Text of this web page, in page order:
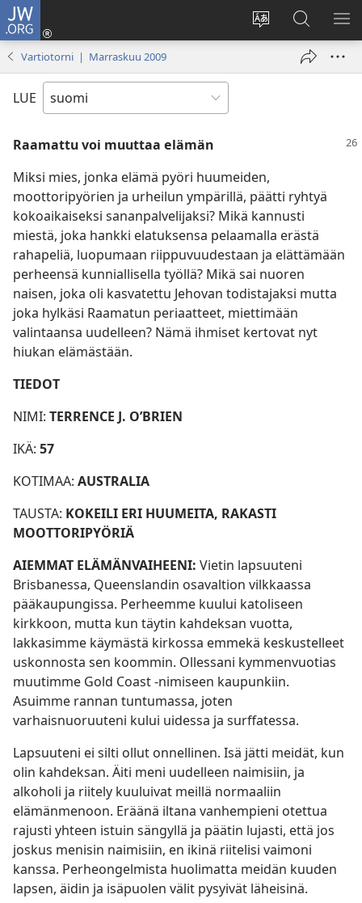
JW.ORG
Vaihda
sivuston
Kirjaudu
(avaa
Hae
JW.ORG-
sivustolta
Vartiotorni | Marraskuu 2009
LUE
Raamattu voi muuttaa elämän
Miksi mies, jonka elämä pyöri huumeiden,
moottoripyörien ja urheilun ympärillä, päätti ryhtyä
kokoaikaiseksi sananpalvelijaksi? Mikä kannusti
miestä, joka hankki elatuksensa pelaamalla erästä
rahapeliä, luopumaan riippuvuudestaan ja elättämään
perheensä kunniallisella työllä? Mikä sai nuoren
naisen, joka oli kasvatettu Jehovan todistajaksi mutta
joka hylkäsi Raamatun periaatteet, miettimään
valintaansa uudelleen? Nämä ihmiset kertovat nyt
hiukan elämästään.
TIEDOT
NIMI: TERRENCE J. O’BRIEN
IKÄ: 57
KOTIMAA: AUSTRALIA
TAUSTA: KOKEILI ERI HUUMEITA, RAKASTI
MOOTTORIPYÖRIÄ
AIEMMAT ELÄMÄNVAIHEENI: Vietin lapsuuteni
Brisbanessa, Queenslandin osavaltion vilkkaassa
pääkaupungissa. Perheemme kuului katoliseen
kirkkoon, mutta kun täytin kahdeksan vuotta,
lakkasimme käymästä kirkossa emmekä keskustelleet
uskonnosta sen koommin. Ollessani kymmenvuotias
muutimme Gold Coast -nimiseen kaupunkiin.
Asuimme rannan tuntumassa, joten
varhaisnuoruuteni kului uidessa ja surffatessa.
Lapsuuteni ei silti ollut onnellinen. Isä jätti meidät, kun
olin kahdeksan. Äiti meni uudelleen naimisiin, ja
alkoholi ja riitely kuuluivat meillä normaaliin
elämänmenoon. Eräänä iltana vanhempieni otettua
rajusti yhteen istuin sängyllä ja päätin lujasti, että jos
joskus menisin naimisiin, en ikinä riitelisi vaimoni
kanssa. Perheongelmista huolimatta meidän kuuden
lapsen, äidin ja isäpuolen välit pysyivät läheisinä.